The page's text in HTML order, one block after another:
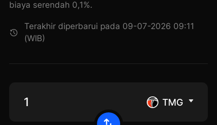
biaya serendah 0,1%.
Terakhir diperbarui pada 09-07-2026 09:11
(WIB)
TMG